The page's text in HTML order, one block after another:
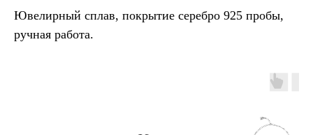
Ювелирный сплав, покрытие серебро 925 пробы,
ручная работа.